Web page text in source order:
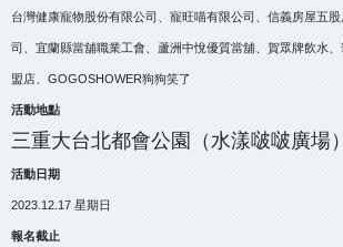
台灣健康寵物股份有限公司、寵旺喵有限公司、信義房屋五
司、宜蘭縣當舖職業工會、蘆洲中悅優質當舖、賀眾牌飲水
盟店、GOGOSHOWER狗狗笑了
活動地點
三重大台北都會公園（水漾啵啵廣場）
活動日期
2023.12.17 星期日
報名截止